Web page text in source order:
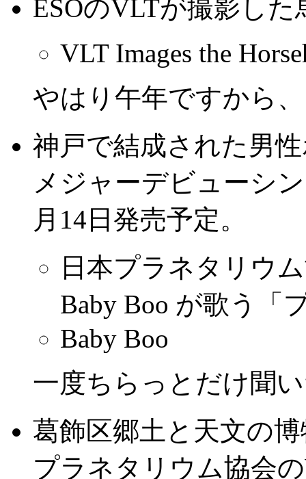
ESOのVLTが撮影した
VLT Images the
やはり午年ですから
神戸で結成された男
メジャーデビューシ
月14日発売予定。
日本プラネタリウ
Baby Boo が歌う「
Baby Boo
一度ちらっとだけ聞
葛飾区郷土と天文の
プラネタリウム協会